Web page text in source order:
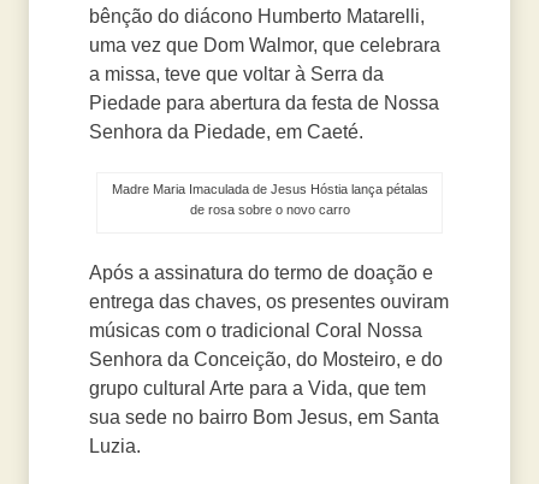
bênção do diácono Humberto Matarelli,
uma vez que Dom Walmor, que celebrara
a missa, teve que voltar à Serra da
Piedade para abertura da festa de Nossa
Senhora da Piedade, em Caeté.
Madre Maria Imaculada de Jesus Hóstia lança pétalas
de rosa sobre o novo carro
Após a assinatura do termo de doação e
entrega das chaves, os presentes ouviram
músicas com o tradicional Coral Nossa
Senhora da Conceição, do Mosteiro, e do
grupo cultural Arte para a Vida, que tem
sua sede no bairro Bom Jesus, em Santa
Luzia.